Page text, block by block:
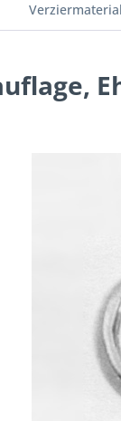
Verziermaterial